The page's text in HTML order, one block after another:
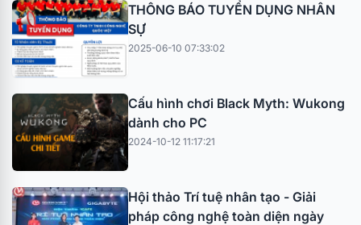
THÔNG BÁO TUYỂN DỤNG NHÂN
SỰ
2025-06-10 07:33:02
Cấu hình chơi Black Myth: Wukong
dành cho PC
2024-10-12 11:17:21
Hội thảo Trí tuệ nhân tạo - Giải
pháp công nghệ toàn diện ngày